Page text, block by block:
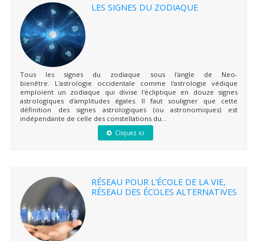
LES SIGNES DU ZODIAQUE
Tous les signes du zodiaque sous l'angle de Neo-
bienêtre. L'astrologie occidentale comme l'astrologie védique
emploient un zodiaque qui divise l'écliptique en douze signes
astrologiques d'amplitudes égales. Il faut souligner que cette
définition des signes astrologiques (ou astronomiques) est
indépendante de celle des constellations du...
Cliquez ici
RÉSEAU POUR L’ÉCOLE DE LA VIE,
RÉSEAU DES ÉCOLES ALTERNATIVES